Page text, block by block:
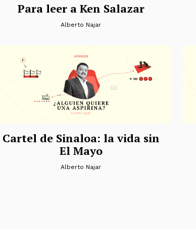
Para leer a Ken Salazar
Alberto Najar
Cartel de Sinaloa: la vida sin
El Mayo
Alberto Najar